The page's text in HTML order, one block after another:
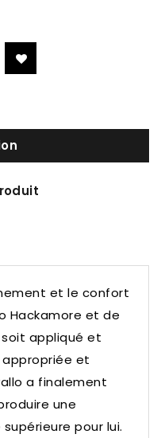
et le confort
Hackamore et de
appliqué et
et
a finalement
une
pour lui.